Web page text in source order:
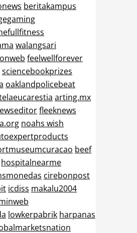
beritakampus
walangsari
feelwellforever
sciencebookprizes
oaklandpolicebeat
arting.mx
fleeknews
noahs wish
beef
hospitalnearme
cirebonpost
icdiss makalu2004
lowkerpabrik harpanas